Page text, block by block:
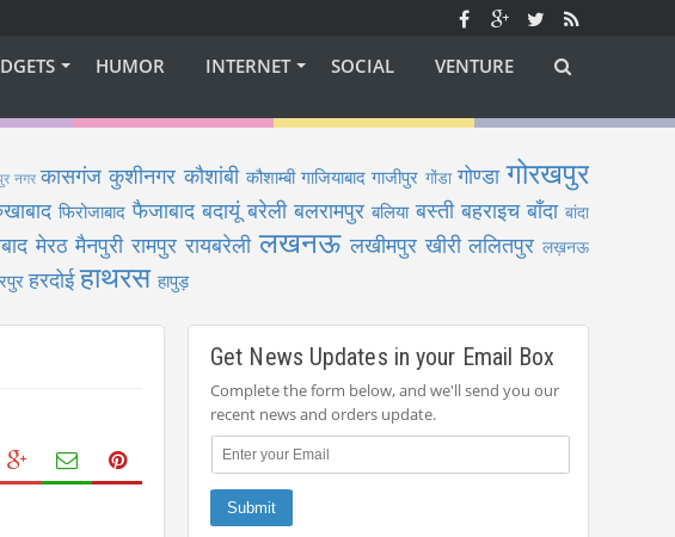
HUMOR INTERNET SOCIAL VENTURE
नगर कासगंज कुशीनगर कौशांबी कौशाम्बी गाजियाबाद गाजीपुर गोंडा गोण्डा गोरखपुर
फिरोजाबाद फैजाबाद बदायूं बरेली बलरामपुर बलिया बस्ती बहराइच बाँदा बांदा
मेरठ मैनपुरी रामपुर रायबरेली लखनऊ लखीमपुर खीरी ललितपुर लख़नऊ
हरदोई हाथरस हापुड़
Get News Updates in your Email Box
Complete the form below, and we'll send you our
recent news and orders update.